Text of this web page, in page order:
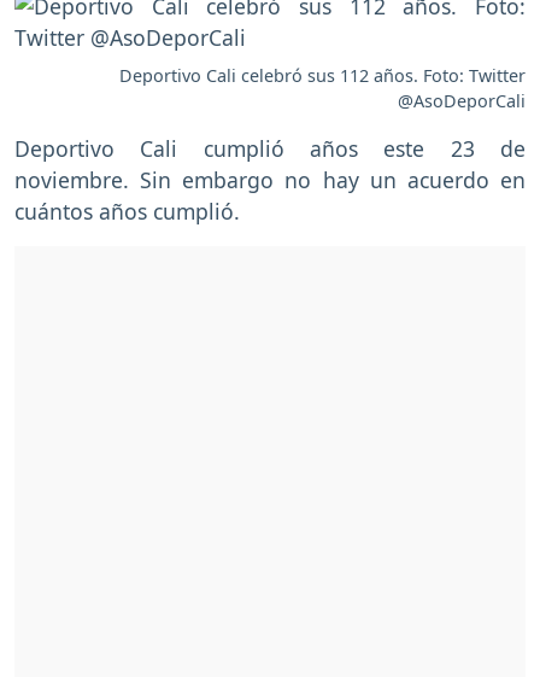
Deportivo Cali celebró sus 112 años. Foto: Twitter
@AsoDeporCali
Deportivo Cali cumplió años este 23 de
noviembre. Sin embargo no hay un acuerdo en
cuántos años cumplió.